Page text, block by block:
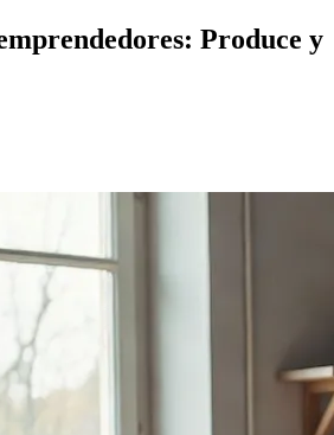
Produce y